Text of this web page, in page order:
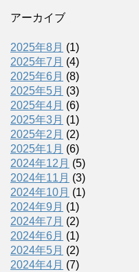
アーカイブ
2025年8月 (1)
2025年7月 (4)
2025年6月 (8)
2025年5月 (3)
2025年4月 (6)
2025年3月 (1)
2025年2月 (2)
2025年1月 (6)
2024年12月 (5)
2024年11月 (3)
2024年10月 (1)
2024年9月 (1)
2024年7月 (2)
2024年6月 (1)
2024年5月 (2)
2024年4月 (7)